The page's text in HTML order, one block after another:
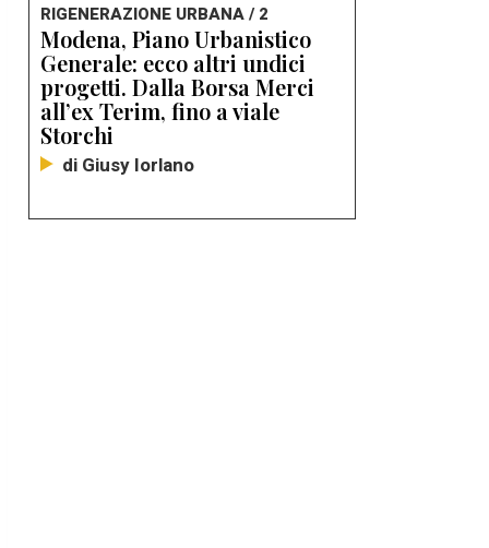
RIGENERAZIONE URBANA / 2
Modena, Piano Urbanistico
Generale: ecco altri undici
progetti. Dalla Borsa Merci
all’ex Terim, fino a viale
Storchi
di Giusy Iorlano